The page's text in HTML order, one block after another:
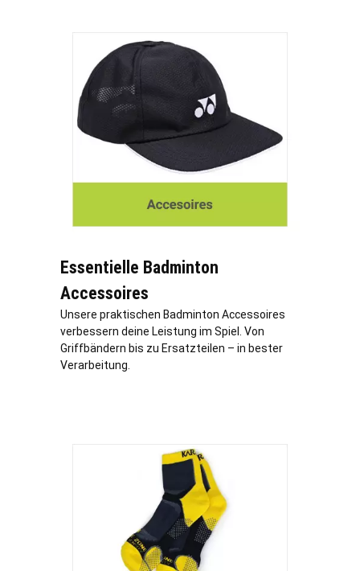
Essentielle Badminton
Accessoires
Unsere praktischen Badminton Accessoires
verbessern deine Leistung im Spiel. Von
Griffbändern bis zu Ersatzteilen – in bester
Verarbeitung.